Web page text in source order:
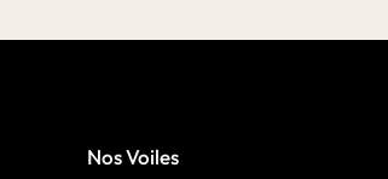
Nos Voiles